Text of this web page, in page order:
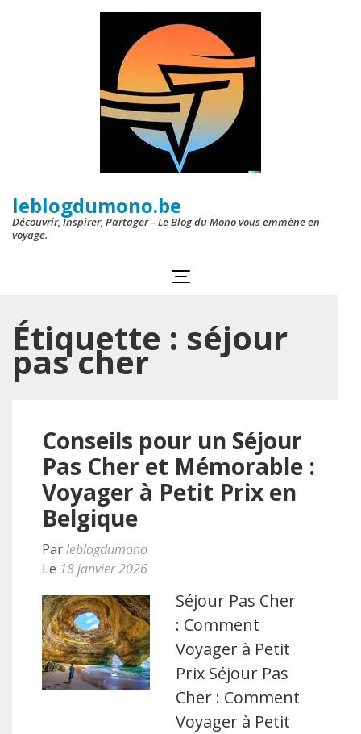
leblogdumono.be
Découvrir, Inspirer, Partager – Le Blog du Mono vous emmène en
voyage.
Étiquette : séjour
pas cher
Conseils pour un Séjour
Pas Cher et Mémorable :
Voyager à Petit Prix en
Belgique
Parleblogdumono
Le 18 janvier 2026
Séjour Pas Cher
: Comment
Voyager à Petit
Prix Séjour Pas
Cher : Comment
Voyager à Petit